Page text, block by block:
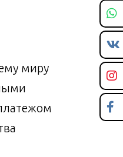
миру